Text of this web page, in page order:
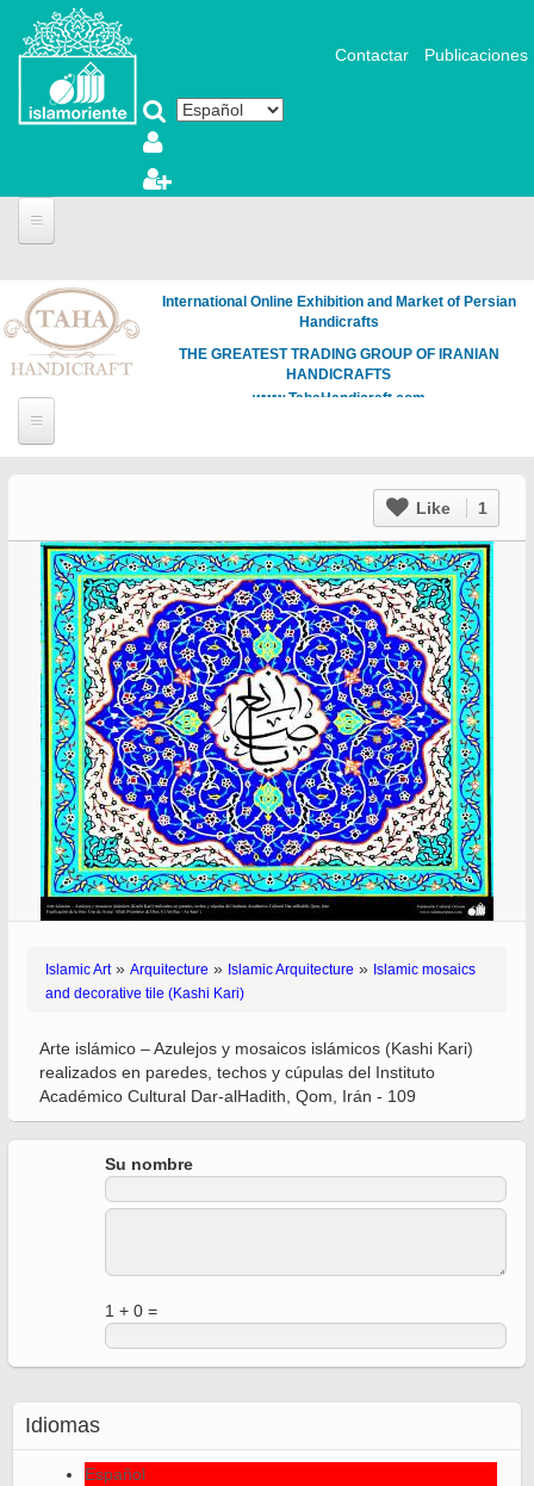
Pasar al contenido principal
Contactar Publicaciones
International Online Exhibition and Market of Persian
Handicrafts
THE GREATEST TRADING GROUP OF IRANIAN
HANDICRAFTS
www.TahaHandicraft.com
Like 1
Islamic Art» Arquitecture » Islamic Arquitecture » Islamic mosaics
and decorative tile (Kashi Kari)
Arte islámico – Azulejos y mosaicos islámicos (Kashi Kari)
realizados en paredes, techos y cúpulas del Instituto
Académico Cultural Dar-alHadith, Qom, Irán - 109
Su nombre
1 + 0 =
Idiomas
Español